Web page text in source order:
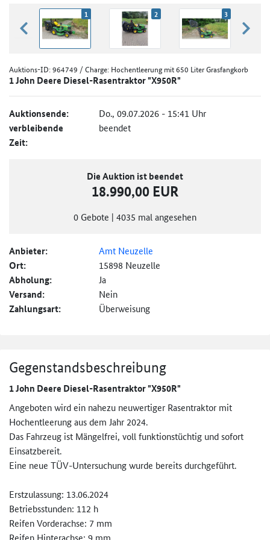
zurück blättern
1 2 3
Auktions-ID:964749 / Charge: Hochentleerung mit 650 Liter Grasfangkorb
1 John Deere Diesel-Rasentraktor "X950R"
Auktionsende: Do., 09.07.2026 - 15:41 Uhr
verbleibende
Zeit:
beendet
Die Auktion ist beendet
18.990,00 EUR
0 Gebote | 4035 mal angesehen
Anbieter: Amt Neuzelle
Ort: 15898 Neuzelle
Abholung: Ja
Versand: Nein
Zahlungsart: Überweisung
Gegenstandsbeschreibung
1 John Deere Diesel-Rasentraktor "X950R"
Angeboten wird ein nahezu neuwertiger Rasentraktor mit
Hochentleerung aus dem Jahr 2024.
Das Fahrzeug ist Mängelfrei, voll funktionstüchtig und sofort
Einsatzbereit.
Eine neue TÜV-Untersuchung wurde bereits durchgeführt.
Erstzulassung: 13.06.2024
Betriebsstunden: 112 h
Reifen Vorderachse: 7 mm
Reifen Hinterachse: 9 mm